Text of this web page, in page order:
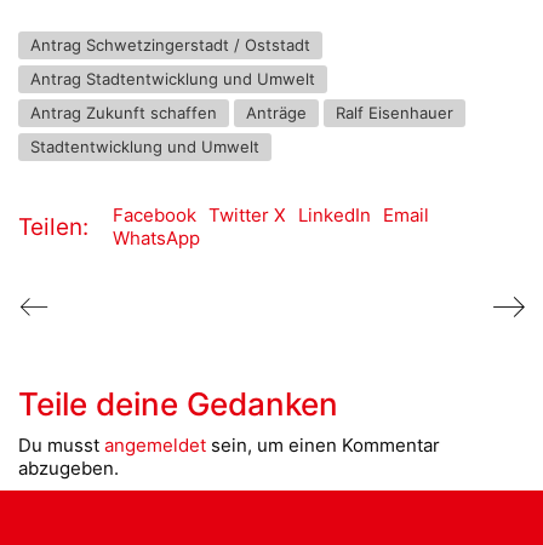
Antrag Schwetzingerstadt / Oststadt
Antrag Stadtentwicklung und Umwelt
Antrag Zukunft schaffen
Anträge
Ralf Eisenhauer
Stadtentwicklung und Umwelt
Teilen: Facebook Twitter X LinkedIn
Email
WhatsApp
Teile deine Gedanken
Du musst angemeldet sein, um einen Kommentar
abzugeben.